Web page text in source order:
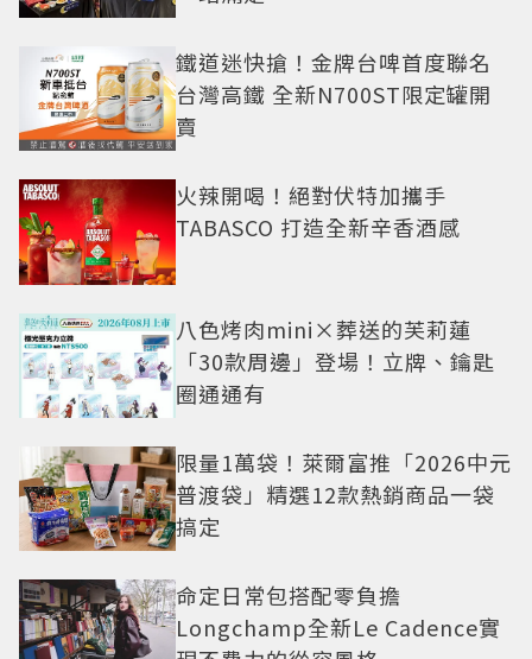
鐵道迷快搶！金牌台啤首度聯名
台灣高鐵 全新N700ST限定罐開
賣
火辣開喝！絕對伏特加攜手
TABASCO 打造全新辛香酒感
八色烤肉mini×葬送的芙莉蓮
「30款周邊」登場！立牌、鑰匙
圈通通有
限量1萬袋！萊爾富推「2026中元
普渡袋」精選12款熱銷商品一袋
搞定
命定日常包搭配零負擔
Longchamp全新Le Cadence實